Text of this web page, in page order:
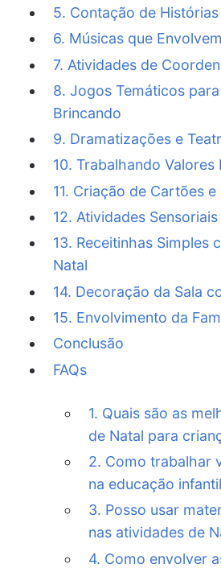
5. Contação de
6. Músicas que
7. Atividades de
8. Jogos Temáticos
Brincando
9. Dramatizações e
10. Trabalhando Valores
11. Criação de Cartões
12. Atividades
13. Receitinhas Simples
Natal
14. Decoração da Sala
15. Envolvimento da
Conclusão
FAQs
1. Quais são as
de Natal para
2. Como trabalhar
na educação
3. Posso usar
nas atividades de
4. Como envolver